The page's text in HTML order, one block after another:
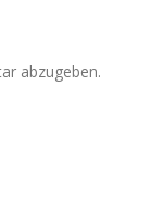
abzugeben.